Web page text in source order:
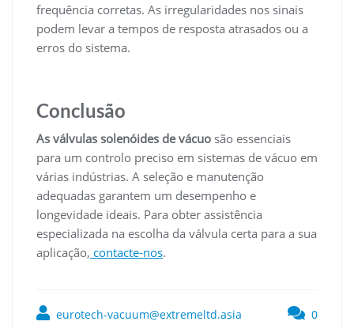
frequência corretas. As irregularidades nos sinais
podem levar a tempos de resposta atrasados ou a
erros do sistema.
Conclusão
As válvulas solenóides de vácuo são essenciais
para um controlo preciso em sistemas de vácuo em
várias indústrias. A seleção e manutenção
adequadas garantem um desempenho e
longevidade ideais. Para obter assistência
especializada na escolha da válvula certa para a sua
aplicação, contacte-nos.
eurotech-vacuum@extremeltd.asia 0